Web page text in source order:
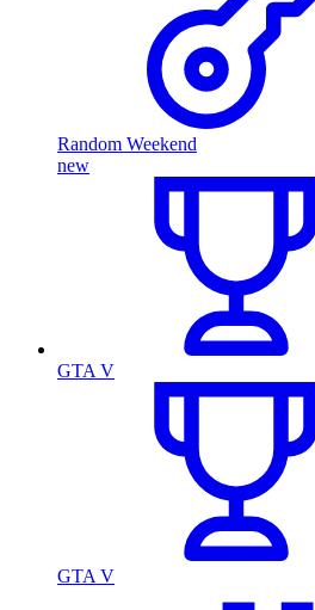
Random Weekend
new
GTA V
GTA V